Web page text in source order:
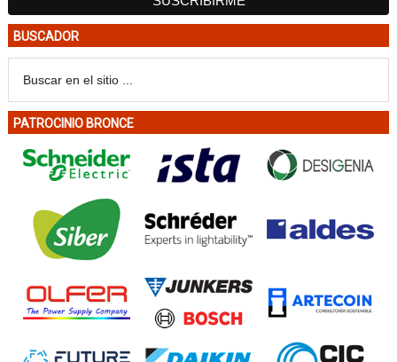
BUSCADOR
PATROCINIO BRONCE